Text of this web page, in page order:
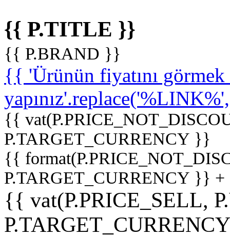
{{ P.TITLE }}
{{ P.BRAND }}
{{ 'Ürünün fiyatını
{{
P.TARGET_CURRENCY }}
{{
P.TARGET_CURRENCY }}
{{ vat(P.PRICE_SELL,